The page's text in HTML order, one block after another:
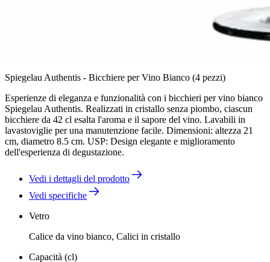
Spiegelau Authentis - Bicchiere per Vino Bianco (4 pezzi)
Esperienze di eleganza e funzionalità con i bicchieri per vino bianco
Spiegelau Authentis. Realizzati in cristallo senza piombo, ciascun
bicchiere da 42 cl esalta l'aroma e il sapore del vino. Lavabili in
lavastoviglie per una manutenzione facile. Dimensioni: altezza 21
cm, diametro 8.5 cm. USP: Design elegante e miglioramento
dell'esperienza di degustazione.
Vedi i dettagli del prodotto
Vedi specifiche
Vetro
Calice da vino bianco, Calici in cristallo
Capacità (cl)